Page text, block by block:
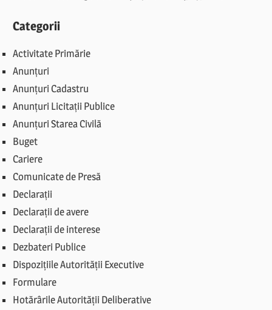
Categorii
Activitate Primărie
Anunțuri
Anunțuri Cadastru
Anunțuri Licitații Publice
Anunțuri Starea Civilă
Buget
Cariere
Comunicate de Presă
Declarații
Declarații de avere
Declarații de interese
Dezbateri Publice
Dispozițiile Autorității Executive
Formulare
Hotărârile Autorității Deliberative